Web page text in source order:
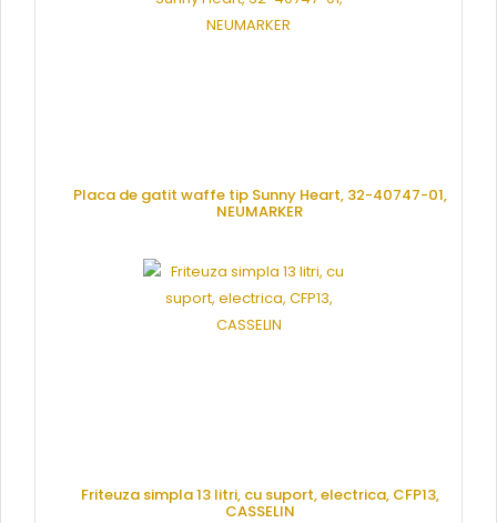
Placa de gatit waffe tip Sunny Heart, 32-40747-01,
NEUMARKER
Friteuza simpla 13 litri, cu suport, electrica, CFP13,
CASSELIN